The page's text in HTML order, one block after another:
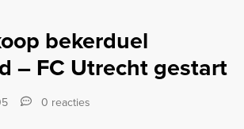
bekerduel
– FC Utrecht gestart
0 reacties